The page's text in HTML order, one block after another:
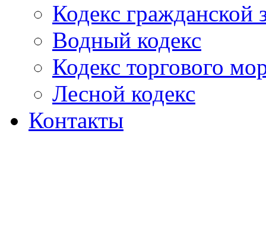
Кодекс гражданской
Водный кодекс
Кодекс торгового
Лесной кодекс
Контакты